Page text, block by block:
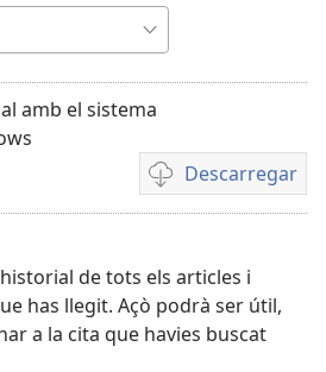
amb el sistema
Descarregar
Opcions
de
de
vídeo
de tots els articles i
has llegit. Açò podrà ser útil,
a la cita que havies buscat